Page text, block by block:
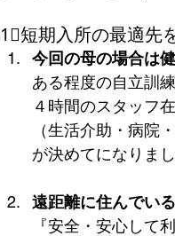
1⃣短期入所の最適先
今回の母の場合は
ある程度の自立訓
４時間のスタッフ
（生活介助・病院
が決めてになりまし
遠距離に住んでい
『安全・安心して